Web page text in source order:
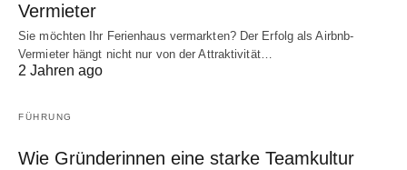
Vermieter
Sie möchten Ihr Ferienhaus vermarkten? Der Erfolg als Airbnb-
Vermieter hängt nicht nur von der Attraktivität…
2 Jahren ago
FÜHRUNG
Wie Gründerinnen eine starke Teamkultur